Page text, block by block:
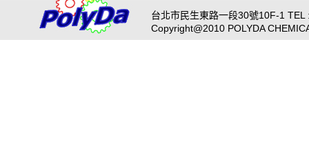
台北市民生東路一段30號10F-1
Copyright@2010 POLYDA